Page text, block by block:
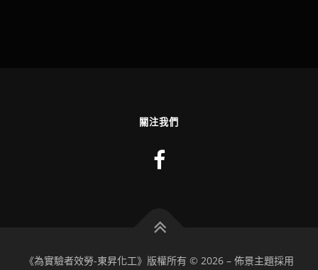
關注我們
《為實驗者效勞-東昇化工》版權所有 © 2026 – 佈景主題採用